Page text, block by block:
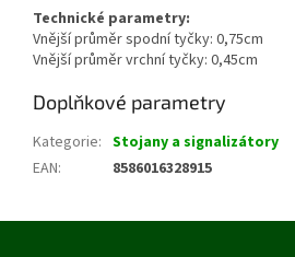
Technické parametry:
Vnější průměr spodní tyčky: 0,75cm
Vnější průměr vrchní tyčky: 0,45cm
Doplňkové parametry
Kategorie: Stojany a signalizátory
EAN: 8586016328915